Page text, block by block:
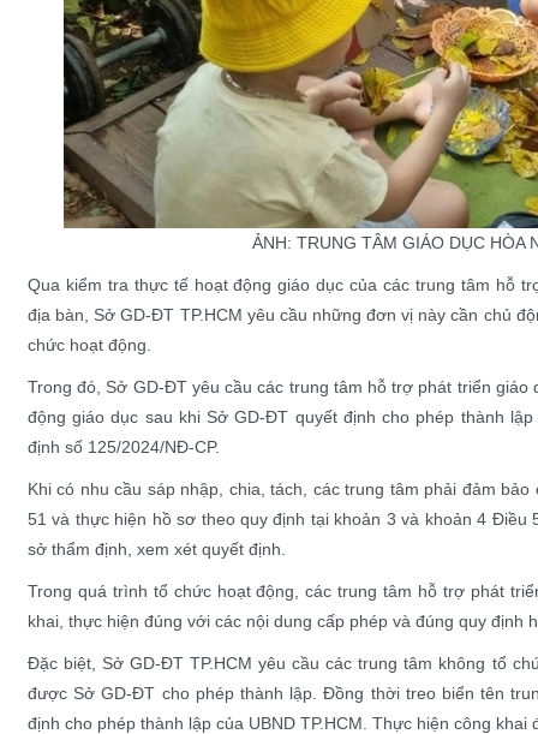
ẢNH: TRUNG TÂM GIÁO DỤC HÒA
Qua kiểm tra thực tế hoạt động giáo dục của các trung tâm hỗ
địa bàn, Sở GD-ĐT TP.HCM yêu cầu những đơn vị này cần chủ
chức hoạt động.
Trong đó, Sở GD-ĐT yêu cầu các trung tâm hỗ trợ phát triển
động giáo dục sau khi Sở GD-ĐT quyết định cho phép thành
định số 125/2024/NĐ-CP.
Khi có nhu cầu sáp nhập, chia, tách, các trung tâm phải đảm
51 và thực hiện hồ sơ theo quy định tại khoản 3 và khoản 4 Điều
sở thẩm định, xem xét quyết định.
Trong quá trình tổ chức hoạt động, các trung tâm hỗ trợ phát
khai, thực hiện đúng với các nội dung cấp phép và đúng quy định
Đặc biệt, Sở GD-ĐT TP.HCM yêu cầu các trung tâm không tổ
được Sở GD-ĐT cho phép thành lập. Đồng thời treo biển tên
định cho phép thành lập của UBND TP.HCM. Thực hiện công